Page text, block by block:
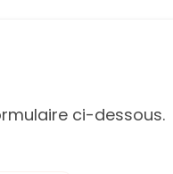
ci-dessous.